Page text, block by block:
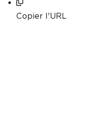
Copier l'URL